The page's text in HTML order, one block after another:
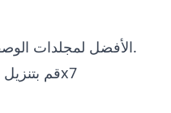
الأفضل لمجلدات الوصفات النظيفة وسهولة القراءة.
قم بتنزيل قالب بطاقة وصفة بسيطة 5x7